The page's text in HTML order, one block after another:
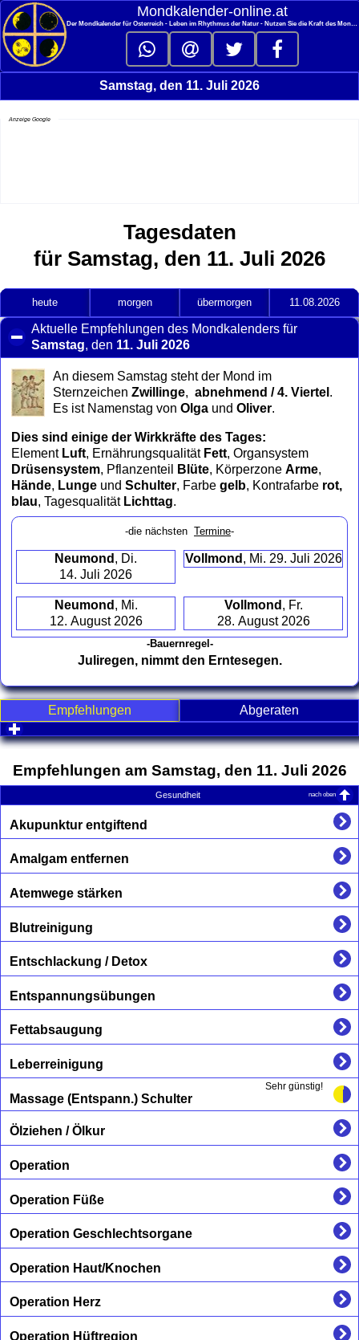
< Mondkalender‑online.at
Der Mondkalender für Österreich - Leben im Rhythmus der Natur - Nutzen Sie die Kraft des Mondes
Samstag, den 11. Juli 2026
Anzeige Google
Tagesdaten
für Samstag, den 11. Juli 2026
heute morgen übermorgen 11.08.2026
Aktuelle Empfehlungen des Mondkalenders für
Samstag, den 11. Juli 2026
to
collapse
contents
An diesem Samstag steht der Mond im
Sternzeichen Zwillinge, abnehmend / 4. Viertel .
Es ist Namenstag von Olga und Oliver.
Dies sind einige der Wirkkräfte des Tages:
Element Luft, Ernährungsqualität Fett, Organsystem
Drüsensystem, Pflanzenteil Blüte, Körperzone Arme,
Hände, Lunge und Schulter, Farbe gelb, Kontrafarbe rot,
blau, Tagesqualität Lichttag.
-die nächsten Termine-
Neumond , Di.
14. Juli 2026
Vollmond , Mi. 29. Juli 2026
Neumond , Mi.
12. August 2026
Vollmond , Fr.
28. August 2026
-Bauernregel-
Juliregen, nimmt den Erntesegen.
Empfehlungen
Abgeraten
click to expand contents
Empfehlungen am Samstag, den 11. Juli 2026
Gesundheit nach oben
Akupunktur entgiftend
Amalgam entfernen
Atemwege stärken
Blutreinigung
Entschlackung / Detox
Entspannungsübungen
Fettabsaugung
Leberreinigung
Sehr günstig!
Massage (Entspann.) Schulter
Ölziehen / Ölkur
Operation
Operation Füße
Operation Geschlechtsorgane
Operation Haut/Knochen
Operation Herz
Operation Hüftregion